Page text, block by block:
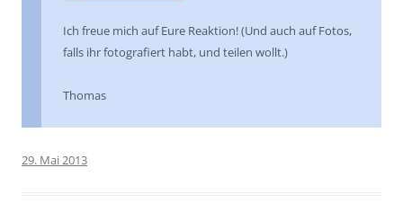
Ich freue mich auf Eure Reaktion! (Und auch auf Fotos,
falls ihr fotografiert habt, und teilen wollt.)
Thomas
29. Mai 2013